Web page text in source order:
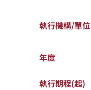
執行機構/單位
年度
執行期程(起)